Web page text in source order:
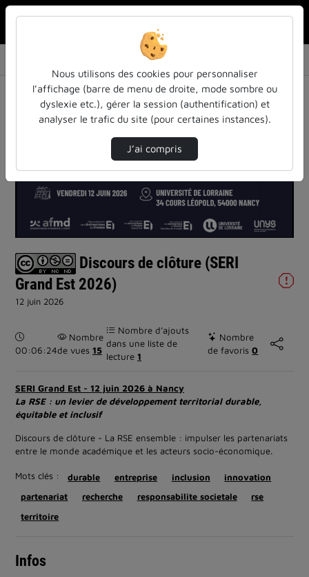
Discours de clôture (SERI Grand Est 2026)
Lire
la
vidéo
Discours de clôture (SERI
Grand Est 2026)
12 juin 2026
Durée :
00:06:24
Nombre
de vues 15
Nombre d’ajouts
dans une liste de
lecture1
Nombre
de favoris0
SERI Grand Est - 12 juin 2026 à Nancy
La RSE : un levier de développement territorial durable,
équitable et inclusif
Discours de clôture - La RSE ensemble : impulser les partenariats
entre le monde académique et les acteurs socio-économique.
Mots clés : durable entreprise inclusion
innovation
partenariat
recherche responsabilite societale
rse
territoire
Infos
Nous utilisons des cookies pour personnaliser
l’affichage (barre de menu de droite, mode sombre ou
dyslexie etc.), gérer la session (authentification) et
analyser le trafic du site (pour certaines instances).
J’ai compris